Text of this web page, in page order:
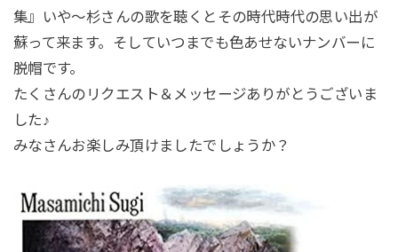
集』いや〜杉さんの歌を聴くとその時代時代の思い出が
蘇って来ます。そしていつまでも色あせないナンバーに
脱帽です。
たくさんのリクエスト＆メッセージありがとうございま
した♪
みなさんお楽しみ頂けましたでしょうか？